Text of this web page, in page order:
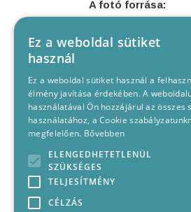
A fotó forrása:
I am Kulz /
KORÁBBI
Ez a weboldal sütiket
használ
Ez a weboldal sütiket használ a
élmény javítása érdekében. A
használatával Ön hozzájárul az összes
használatához, a Cookie
megfelelően. Bővebben
ELENGEDHETETLENÜL
SZÜKSÉGES
TELJESÍTMÉNY
CÉLZÁS